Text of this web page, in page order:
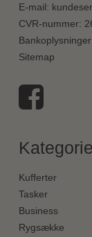
E-mail:
CVR-nummer:
Bankoplysninger
Sitemap
Kufferter
Tasker
Business
Rygsække